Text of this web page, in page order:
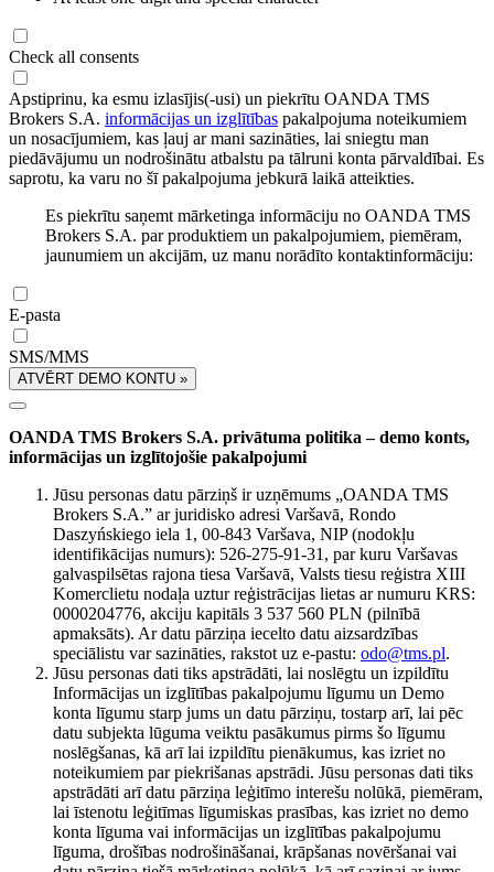
Check all consents
Apstiprinu, ka esmu izlasījis(-usi) un piekrītu OANDA TMS
Brokers S.A. informācijas un izglītības pakalpojuma noteikumiem
un nosacījumiem, kas ļauj ar mani sazināties, lai sniegtu man
piedāvājumu un nodrošinātu atbalstu pa tālruni konta pārvaldībai. Es
saprotu, ka varu no šī pakalpojuma jebkurā laikā atteikties.
Es piekrītu saņemt mārketinga informāciju no OANDA TMS
Brokers S.A. par produktiem un pakalpojumiem, piemēram,
jaunumiem un akcijām, uz manu norādīto kontaktinformāciju:
E-pasta
SMS/MMS
ATVĒRT DEMO KONTU »
OANDA TMS Brokers S.A. privātuma politika – demo konts,
informācijas un izglītojošie pakalpojumi
Jūsu personas datu pārziņš ir uzņēmums „OANDA TMS
Brokers S.A.” ar juridisko adresi Varšavā, Rondo
Daszyńskiego iela 1, 00-843 Varšava, NIP (nodokļu
identifikācijas numurs): 526-275-91-31, par kuru Varšavas
galvaspilsētas rajona tiesa Varšavā, Valsts tiesu reģistra XIII
Komerclietu nodaļa uztur reģistrācijas lietas ar numuru KRS:
0000204776, akciju kapitāls 3 537 560 PLN (pilnībā
apmaksāts). Ar datu pārziņa iecelto datu aizsardzības
speciālistu var sazināties, rakstot uz e-pastu: odo@tms.pl.
Jūsu personas dati tiks apstrādāti, lai noslēgtu un izpildītu
Informācijas un izglītības pakalpojumu līgumu un Demo
konta līgumu starp jums un datu pārziņu, tostarp arī, lai pēc
datu subjekta lūguma veiktu pasākumus pirms šo līgumu
noslēgšanas, kā arī lai izpildītu pienākumus, kas izriet no
noteikumiem par piekrišanas apstrādi. Jūsu personas dati tiks
apstrādāti arī datu pārziņa leģitīmo interešu nolūkā, piemēram,
lai īstenotu leģitīmas līgumiskas prasības, kas izriet no demo
konta līguma vai informācijas un izglītības pakalpojumu
līguma, drošības nodrošināšanai, krāpšanas novēršanai vai